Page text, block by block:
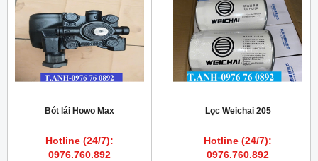
Bót lái Howo Max
Hotline (24/7):
0976.760.892
Lọc Weichai 205
Hotline (24/7):
0976.760.892